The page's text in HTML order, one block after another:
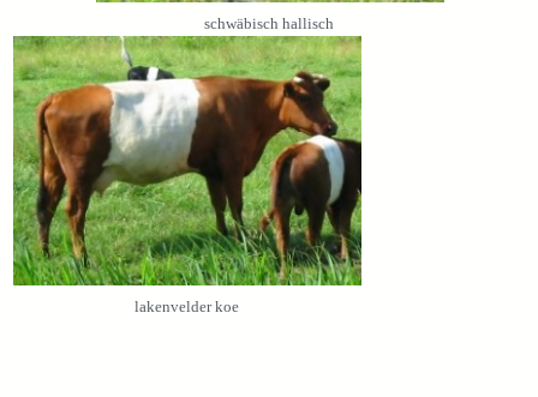
schwäbisch hallisch
lakenvelder koe